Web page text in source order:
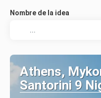
Nombre de la idea
Athens,
Santorini 9